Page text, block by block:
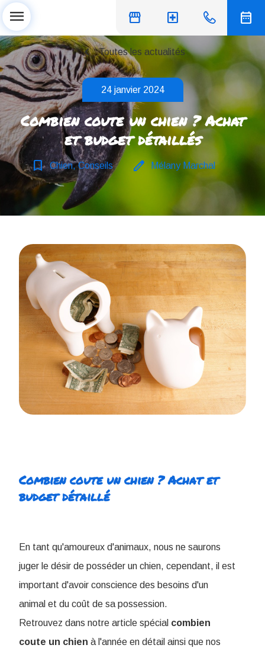
storefront local_hospital date_range
menu
chevron_left Toutes les actualités
24 janvier 2024
Combien coute un chien ? Achat
et budget détaillés
bookmark_border Chien, Conseils edit Mélany Marchal
Combien coute un chien ? Achat et
budget détaillé
En tant qu'amoureux d'animaux, nous ne saurons
juger le désir de posséder un chien, cependant, il est
important d'avoir conscience des besoins d'un
animal et du coût de sa possession.
Retrouvez dans notre article spécial combien
coute un chien à l'année en détail ainsi que nos